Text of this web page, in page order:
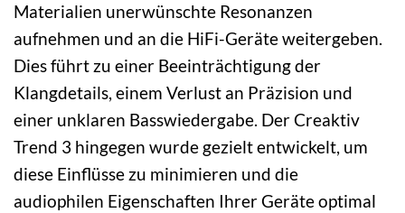
Materialien unerwünschte Resonanzen
aufnehmen und an die HiFi-Geräte weitergeben.
Dies führt zu einer Beeinträchtigung der
Klangdetails, einem Verlust an Präzision und
einer unklaren Basswiedergabe. Der Creaktiv
Trend 3 hingegen wurde gezielt entwickelt, um
diese Einflüsse zu minimieren und die
audiophilen Eigenschaften Ihrer Geräte optimal